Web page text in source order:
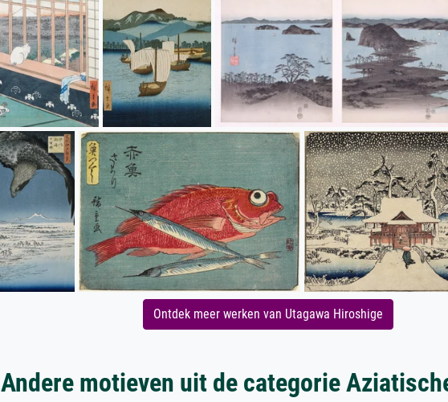
Ontdek meer werken van Utagawa Hiroshige
Andere motieven uit de categorie